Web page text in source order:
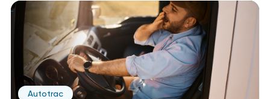
Autotrac